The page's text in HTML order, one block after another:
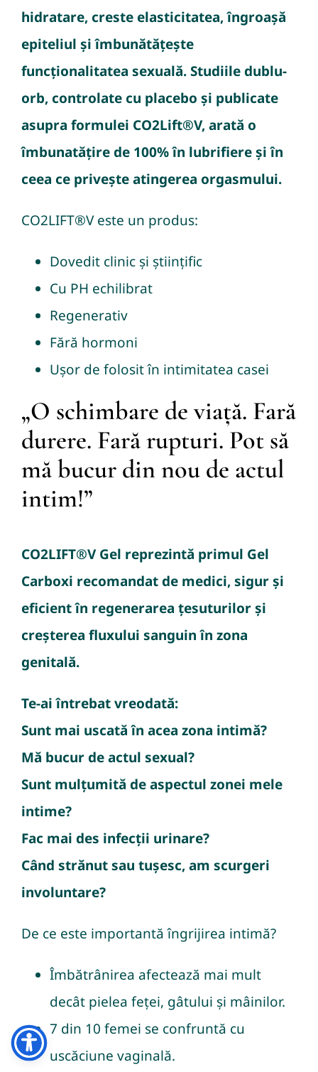
hidratare, creste elasticitatea, îngroașă
epiteliul și îmbunătățește
funcționalitatea sexuală. Studiile dublu-
orb, controlate cu placebo și publicate
asupra formulei CO2Lift®V, arată o
îmbunatățire de 100% în lubrifiere și în
ceea ce privește atingerea orgasmului.
CO2LIFT®V este un produs:
Dovedit clinic și științific
Cu PH echilibrat
Regenerativ
Fără hormoni
Ușor de folosit în intimitatea casei
„O schimbare de viață. Fară
durere. Fară rupturi. Pot să
mă bucur din nou de actul
intim!”
CO2LIFT®V Gel reprezintă primul Gel
Carboxi recomandat de medici, sigur și
eficient în regenerarea țesuturilor și
creșterea fluxului sanguin în zona
genitală.
Te-ai întrebat vreodată:
Sunt mai uscată în acea zona intimă?
Mă bucur de actul sexual?
Sunt mulțumită de aspectul zonei mele
intime?
Fac mai des infecții urinare?
Când strănut sau tușesc, am scurgeri
involuntare?
De ce este importantă îngrijirea intimă?
Îmbătrânirea afectează mai mult
decât pielea feței, gâtului și mâinilor.
7 din 10 femei se confruntă cu
uscăciune vaginală.